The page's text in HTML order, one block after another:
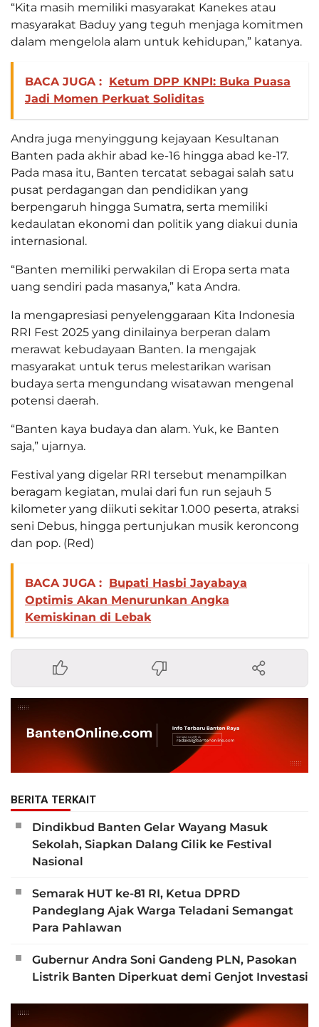
“Kita masih memiliki masyarakat Kanekes atau
masyarakat Baduy yang teguh menjaga komitmen
dalam mengelola alam untuk kehidupan,” katanya.
BACA JUGA : Ketum DPP KNPI: Buka Puasa
Jadi Momen Perkuat Soliditas
Andra juga menyinggung kejayaan Kesultanan
Banten pada akhir abad ke-16 hingga abad ke-17.
Pada masa itu, Banten tercatat sebagai salah satu
pusat perdagangan dan pendidikan yang
berpengaruh hingga Sumatra, serta memiliki
kedaulatan ekonomi dan politik yang diakui dunia
internasional.
“Banten memiliki perwakilan di Eropa serta mata
uang sendiri pada masanya,” kata Andra.
Ia mengapresiasi penyelenggaraan Kita Indonesia
RRI Fest 2025 yang dinilainya berperan dalam
merawat kebudayaan Banten. Ia mengajak
masyarakat untuk terus melestarikan warisan
budaya serta mengundang wisatawan mengenal
potensi daerah.
“Banten kaya budaya dan alam. Yuk, ke Banten
saja,” ujarnya.
Festival yang digelar RRI tersebut menampilkan
beragam kegiatan, mulai dari fun run sejauh 5
kilometer yang diikuti sekitar 1.000 peserta, atraksi
seni Debus, hingga pertunjukan musik keroncong
dan pop. (Red)
BACA JUGA : Bupati Hasbi Jayabaya
Optimis Akan Menurunkan Angka
Kemiskinan di Lebak
BERITA TERKAIT
Dindikbud Banten Gelar Wayang Masuk
Sekolah, Siapkan Dalang Cilik ke Festival
Nasional
Semarak HUT ke-81 RI, Ketua DPRD
Pandeglang Ajak Warga Teladani Semangat
Para Pahlawan
Gubernur Andra Soni Gandeng PLN, Pasokan
Listrik Banten Diperkuat demi Genjot Investasi